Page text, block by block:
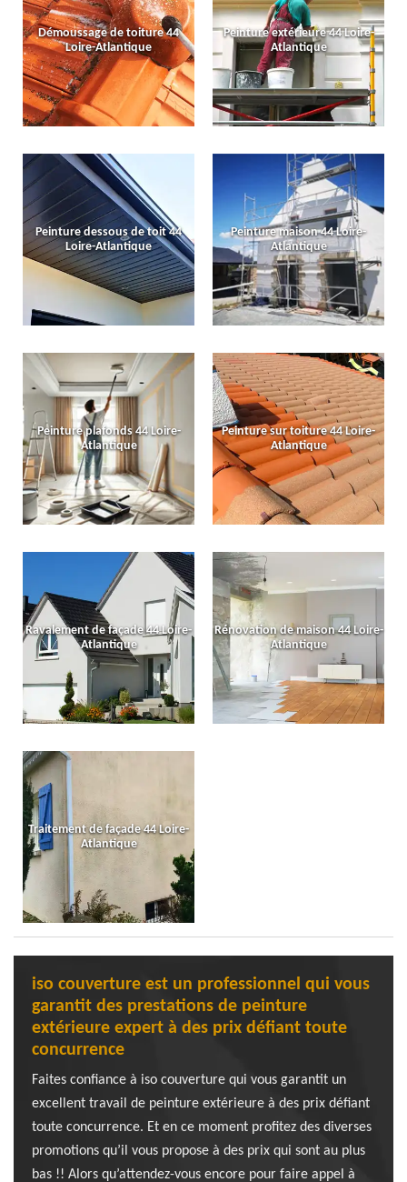
Démoussage de toiture 44
Loire-Atlantique
Peinture extérieure 44 Loire-
Atlantique
Peinture dessous de toit 44
Loire-Atlantique
Peinture maison 44 Loire-
Atlantique
Peinture plafonds 44 Loire-
Atlantique
Peinture sur toiture 44 Loire-
Atlantique
Ravalement de façade 44 Loire-
Atlantique
Rénovation de maison 44 Loire-
Atlantique
Traitement de façade 44 Loire-
Atlantique
iso couverture est un professionnel qui vous
garantit des prestations de peinture
extérieure expert à des prix défiant toute
concurrence
Faites confiance à iso couverture qui vous garantit un
excellent travail de peinture extérieure à des prix défiant
toute concurrence. Et en ce moment profitez des diverses
promotions qu’il vous propose à des prix qui sont au plus
bas !! Alors qu’attendez-vous encore pour faire appel à